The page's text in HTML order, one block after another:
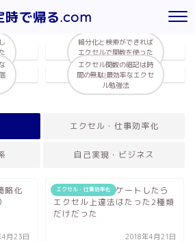
時で帰る.com
細分化と検索ができれば
エクセルで関数を使った
効率化は簡単にできる
エクセル関数の暗記は時
間の無駄|最効率なエクセ
ル勉強法
エクセル・仕事効率化
自己実現・ビジネス
略化
4月23日
エクセル・仕事効率化
中上級者にアンケートしたら
エクセル上達法はたった2種類
だけだった
2018年4月21日